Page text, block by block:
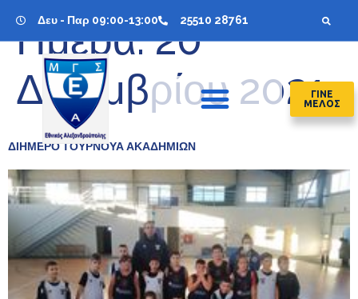
Δευ - Παρ 09:00-13:00 25510 28761
ΓΙΝΕ
ΜΕΛΟΣ
Ημέρα:20
Δεκεμβρίου 2021
ΔΙΗΜΕΡΟ ΤΟΥΡΝΟΥΑ ΑΚΑΔΗΜΙΩΝ